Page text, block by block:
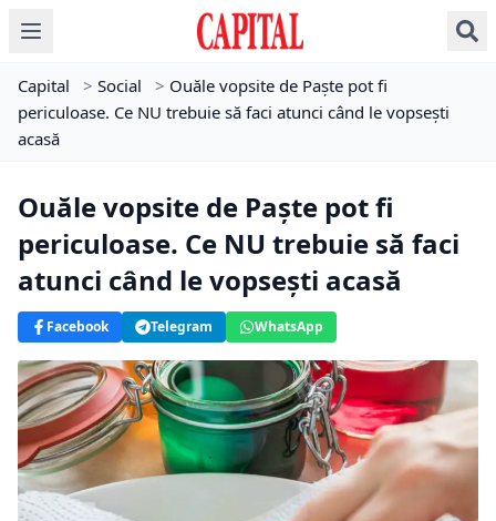
Capital > Social > Ouăle vopsite de Paște pot fi
periculoase. Ce NU trebuie să faci atunci când le vopsești
acasă
Ouăle vopsite de Paște pot fi
periculoase. Ce NU trebuie să faci
atunci când le vopsești acasă
Facebook Telegram WhatsApp